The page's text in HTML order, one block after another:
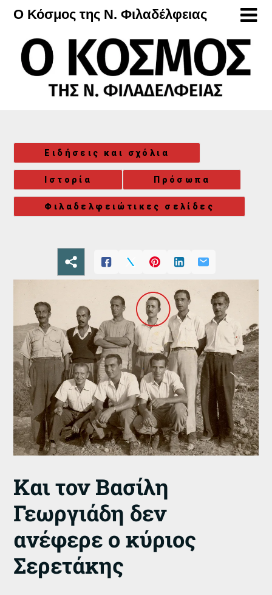
Μετάβαση
περιεχόμενο
Ο Κόσμος της Ν. Φιλαδέλφειας
Ειδήσεις και σχόλια
Ιστορία Πρόσωπα
Φιλαδελφειώτικες σελίδες
Και τον Βασίλη
Γεωργιάδη δεν
ανέφερε ο κύριος
Σερετάκης